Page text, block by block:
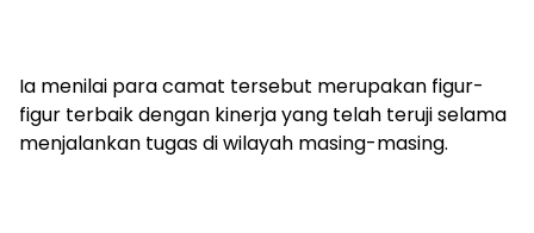
Ia menilai para camat tersebut merupakan figur-
figur terbaik dengan kinerja yang telah teruji selama
menjalankan tugas di wilayah masing-masing.